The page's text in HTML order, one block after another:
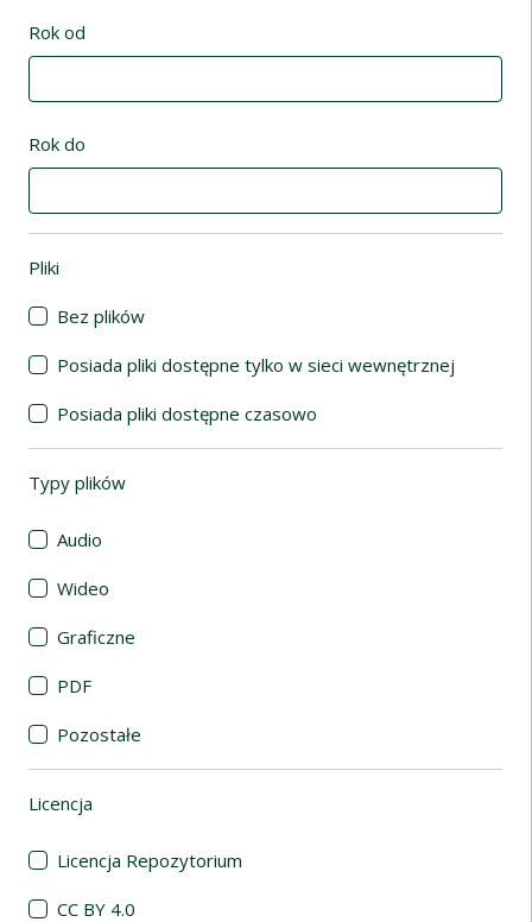
Rok od
Rok do
Pliki
Bez plików
Posiada pliki dostępne tylko w sieci wewnętrznej
Posiada pliki dostępne czasowo
Typy plików
Audio
Wideo
Graficzne
PDF
Pozostałe
Licencja
Licencja Repozytorium
CC BY 4.0